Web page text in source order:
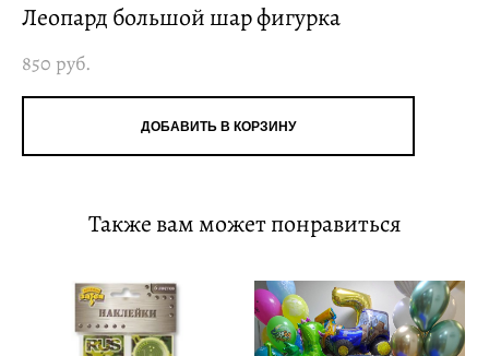
Леопард большой шар фигурка
850 pуб.
ДОБАВИТЬ В КОРЗИНУ
Также вам может понравиться